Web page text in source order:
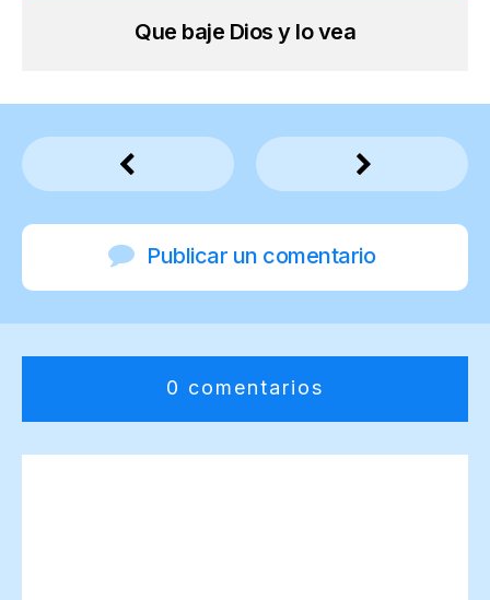
Que baje Dios y lo vea
Publicar un comentario
0 comentarios